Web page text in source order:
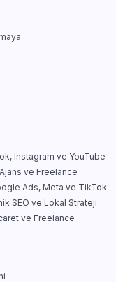
Instagram ve YouTube
ve Freelance
Ads, Meta ve TikTok
SEO ve Lokal Strateji
ve Freelance